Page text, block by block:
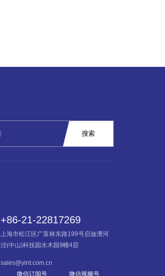
+86-21-22817269
上海市松江区广富林东路199号启迪漕河
泾(中山)科技园水木园9幢4层
sales@yint.com.cn
微信订阅号 微信视频号